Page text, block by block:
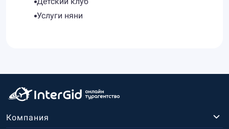
Услуги няни
Компания